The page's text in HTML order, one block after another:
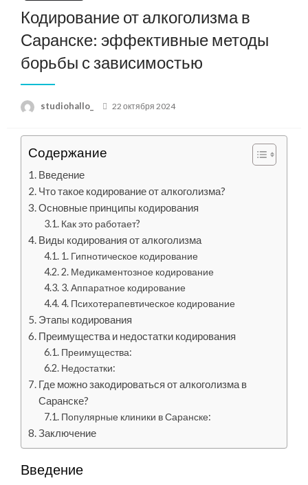
Кодирование от алкоголизма в
Саранске: эффективные методы
борьбы с зависимостью
studiohallo_
Posted
22 октября 2024
Содержание
Введение
Что такое кодирование от алкоголизма?
Основные принципы кодирования
Как это работает?
Виды кодирования от алкоголизма
1. Гипнотическое кодирование
2. Медикаментозное кодирование
3. Аппаратное кодирование
4. Психотерапевтическое кодирование
Этапы кодирования
Преимущества и недостатки кодирования
Преимущества:
Недостатки:
Где можно закодироваться от алкоголизма в
Саранске?
Популярные клиники в Саранске:
Заключение
Введение